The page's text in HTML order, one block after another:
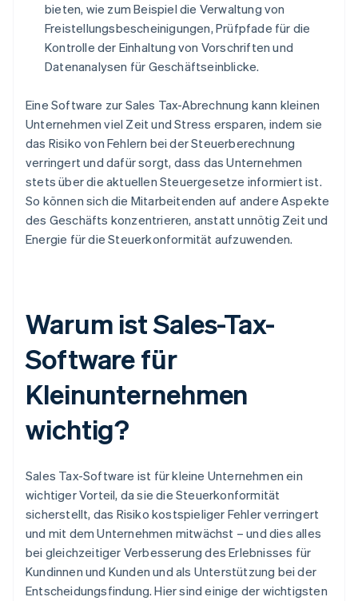
bieten, wie zum Beispiel die Verwaltung von
Freistellungsbescheinigungen, Prüfpfade für die
Kontrolle der Einhaltung von Vorschriften und
Datenanalysen für Geschäftseinblicke.
Eine Software zur Sales Tax-Abrechnung kann kleinen
Unternehmen viel Zeit und Stress ersparen, indem sie
das Risiko von Fehlern bei der Steuerberechnung
verringert und dafür sorgt, dass das Unternehmen
stets über die aktuellen Steuergesetze informiert ist.
So können sich die Mitarbeitenden auf andere Aspekte
des Geschäfts konzentrieren, anstatt unnötig Zeit und
Energie für die Steuerkonformität aufzuwenden.
Warum ist Sales-Tax-
Software für
Kleinunternehmen
wichtig?
Sales Tax-Software ist für kleine Unternehmen ein
wichtiger Vorteil, da sie die Steuerkonformität
sicherstellt, das Risiko kostspieliger Fehler verringert
und mit dem Unternehmen mitwächst – und dies alles
bei gleichzeitiger Verbesserung des Erlebnisses für
Kundinnen und Kunden und als Unterstützung bei der
Entscheidungsfindung. Hier sind einige der wichtigsten